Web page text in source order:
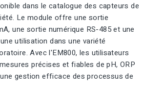
dans le catalogue des capteurs de
Le module offre une sortie
une sortie numérique RS-485 et une
utilisation dans une variété
Avec l'EM800, les utilisateurs
précises et fiables de pH, ORP
gestion efficace des processus de